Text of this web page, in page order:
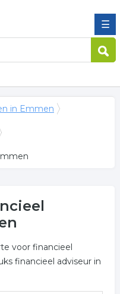
☰
in Emmen
voor financieel
financieel adviseur in